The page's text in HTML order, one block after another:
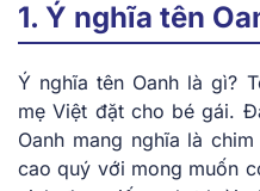
1. Ý nghĩa tên
Ý nghĩa tên Oanh là gì?
mẹ Việt đặt cho bé gái.
Oanh mang nghĩa là
cao quý với mong muốn